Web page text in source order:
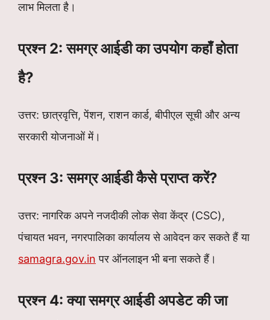
लाभ मिलता है।
प्रश्न 2: समग्र आईडी का उपयोग कहाँ होता
है?
उत्तर: छात्रवृत्ति, पेंशन, राशन कार्ड, बीपीएल सूची और अन्य
सरकारी योजनाओं में।
प्रश्न 3: समग्र आईडी कैसे प्राप्त करें?
उत्तर: नागरिक अपने नजदीकी लोक सेवा केंद्र (CSC),
पंचायत भवन, नगरपालिका कार्यालय से आवेदन कर सकते हैं या
samagra.gov.in पर ऑनलाइन भी बना सकते हैं।
प्रश्न 4: क्या समग्र आईडी अपडेट की जा